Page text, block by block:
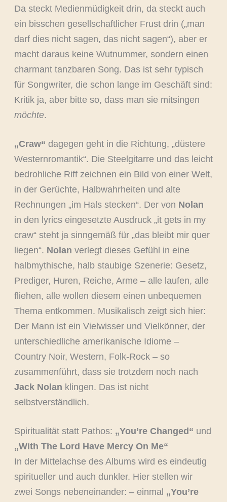
Da steckt Medienmüdigkeit drin, da steckt auch
ein bisschen gesellschaftlicher Frust drin („man
darf dies nicht sagen, das nicht sagen“), aber er
macht daraus keine Wutnummer, sondern einen
charmant tanzbaren Song. Das ist sehr typisch
für Songwriter, die schon lange im Geschäft sind:
Kritik ja, aber bitte so, dass man sie mitsingen
möchte.
„Craw“ dagegen geht in die Richtung, „düstere
Westernromantik“. Die Steelgitarre und das leicht
bedrohliche Riff zeichnen ein Bild von einer Welt,
in der Gerüchte, Halbwahrheiten und alte
Rechnungen „im Hals stecken“. Der von Nolan
in den lyrics eingesetzte Ausdruck „it gets in my
craw“ steht ja sinngemäß für „das bleibt mir quer
liegen“. Nolan verlegt dieses Gefühl in eine
halbmythische, halb staubige Szenerie: Gesetz,
Prediger, Huren, Reiche, Arme – alle laufen, alle
fliehen, alle wollen diesem einen unbequemen
Thema entkommen. Musikalisch zeigt sich hier:
Der Mann ist ein Vielwisser und Vielkönner, der
unterschiedliche amerikanische Idiome –
Country Noir, Western, Folk-Rock – so
zusammenführt, dass sie trotzdem noch nach
Jack Nolan klingen. Das ist nicht
selbstverständlich.
Spiritualität statt Pathos: „You’re Changed“ und
„With The Lord Have Mercy On Me“
In der Mittelachse des Albums wird es eindeutig
spiritueller und auch dunkler. Hier stellen wir
zwei Songs nebeneinander: – einmal „You’re